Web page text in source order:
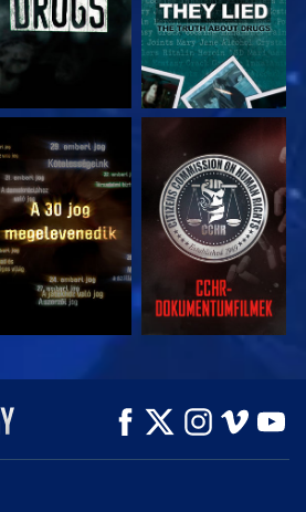
MŰSORNÉZÉS MŰSORNÉZÉS
MŰSORNÉZÉS
A SOROZAT
RÉSZEI